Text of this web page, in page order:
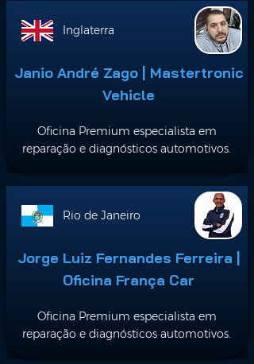
Inglaterra
Janio André Zago | Mastertronic
Vehicle
Oficina Premium especialista em
reparação e diagnósticos automotivos.
Rio de Janeiro
Jorge Luiz Fernandes Ferreira |
Oficina França Car
Oficina Premium especialista em
reparação e diagnósticos automotivos.